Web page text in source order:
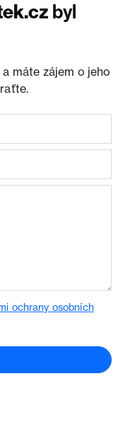
byl
máte zájem o jeho
ochrany osobních